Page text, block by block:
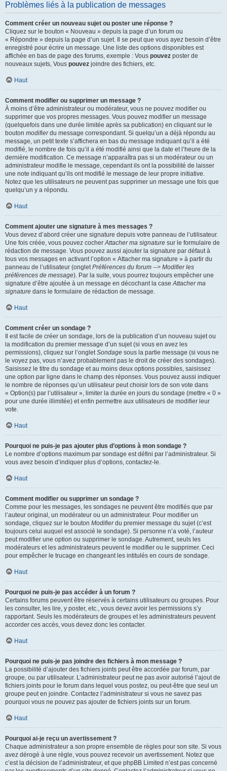
Problèmes liés à la publication de messages
Comment créer un nouveau sujet ou poster une réponse ?
Cliquez sur le bouton « Nouveau » depuis la page d’un forum ou
« Répondre » depuis la page d’un sujet. Il se peut que vous ayez besoin d’être
enregistré pour écrire un message. Une liste des options disponibles est
affichée en bas de page des forums, exemple : Vous pouvez poster de
nouveaux sujets, Vous pouvez joindre des fichiers, etc.
Haut
Comment modifier ou supprimer un message ?
À moins d’être administrateur ou modérateur, vous ne pouvez modifier ou
supprimer que vos propres messages. Vous pouvez modifier un message
(quelquefois dans une durée limitée après sa publication) en cliquant sur le
bouton modifierdu message correspondant. Si quelqu’un a déjà répondu au
message, un petit texte s’affichera en bas du message indiquant qu’il a été
modifié, le nombre de fois qu’il a été modifié ainsi que la date et l’heure de la
dernière modification. Ce message n’apparaîtra pas si un modérateur ou un
administrateur modifie le message, cependant ils ont la possibilité de laisser
une note indiquant qu’ils ont modifié le message de leur propre initiative.
Notez que les utilisateurs ne peuvent pas supprimer un message une fois que
quelqu’un y a répondu.
Haut
Comment ajouter une signature à mes messages ?
Vous devez d’abord créer une signature depuis votre panneau de l’utilisateur.
Une fois créée, vous pouvez cocherAttacher ma signature sur le formulaire de
rédaction de message. Vous pouvez aussi ajouter la signature par défaut à
tous vos messages en activant l’option « Attacher ma signature » à partir du
panneau de l’utilisateur (ongletPréférences du forum --> Modifier les
préférences de message). Par la suite, vous pourrez toujours empêcher une
signature d’être ajoutée à un message en décochant la caseAttacher ma
signature dans le formulaire de rédaction de message.
Haut
Comment créer un sondage ?
Il est facile de créer un sondage, lors de la publication d’un nouveau sujet ou
la modification du premier message d’un sujet (si vous en avez les
permissions), cliquez sur l’ongletSondage sous la partie message (si vous ne
le voyez pas, vous n’avez probablement pas le droit de créer des sondages).
Saisissez le titre du sondage et au moins deux options possibles, saisissez
une option par ligne dans le champ des réponses. Vous pouvez aussi indiquer
le nombre de réponses qu’un utilisateur peut choisir lors de son vote dans
« Option(s) par l’utilisateur », limiter la durée en jours du sondage (mettre « 0 »
pour une durée illimitée) et enfin permettre aux utilisateurs de modifier leur
vote.
Haut
Pourquoi ne puis-je pas ajouter plus d’options à mon sondage ?
Le nombre d’options maximum par sondage est défini par l’administrateur. Si
vous avez besoin d’indiquer plus d’options, contactez-le.
Haut
Comment modifier ou supprimer un sondage ?
Comme pour les messages, les sondages ne peuvent être modifiés que par
l’auteur original, un modérateur ou un administrateur. Pour modifier un
sondage, cliquez sur le bouton Modifierdu premier message du sujet (c’est
toujours celui auquel est associé le sondage). Si personne n’a voté, l’auteur
peut modifier une option ou supprimer le sondage. Autrement, seuls les
modérateurs et les administrateurs peuvent le modifier ou le supprimer. Ceci
pour empêcher le trucage en changeant les intitulés en cours de sondage.
Haut
Pourquoi ne puis-je pas accéder à un forum ?
Certains forums peuvent être réservés à certains utilisateurs ou groupes. Pour
les consulter, les lire, y poster, etc., vous devez avoir les permissions s’y
rapportant. Seuls les modérateurs de groupes et les administrateurs peuvent
accorder ces accès, vous devez donc les contacter.
Haut
Pourquoi ne puis-je pas joindre des fichiers à mon message ?
La possibilité d’ajouter des fichiers joints peut être accordée par forum, par
groupe, ou par utilisateur. L’administrateur peut ne pas avoir autorisé l’ajout de
fichiers joints pour le forum dans lequel vous postez, ou peut-être que seul un
groupe peut en joindre. Contactez l’administrateur si vous ne savez pas
pourquoi vous ne pouvez pas ajouter de fichiers joints sur un forum.
Haut
Pourquoi ai-je reçu un avertissement ?
Chaque administrateur a son propre ensemble de règles pour son site. Si vous
avez dérogé à une règle, vous pouvez recevoir un avertissement. Notez que
c’est la décision de l’administrateur, et que phpBB Limited n’est pas concerné